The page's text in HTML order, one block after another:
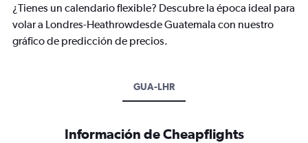
¿Tienes un calendario flexible? Descubre la época ideal para
volar a Londres-Heathrowdesde Guatemala con nuestro
gráfico de predicción de precios.
GUA-LHR
Información de Cheapflights